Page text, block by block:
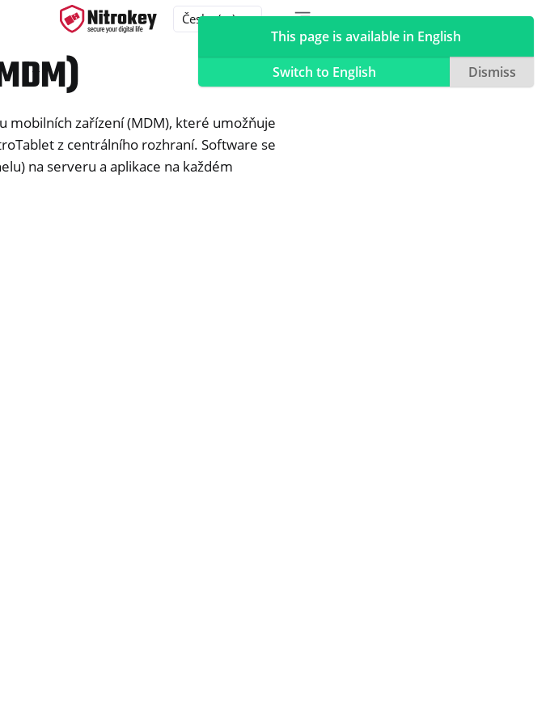
mobilních zařízení (MDM), které umožňuje
z centrálního rozhraní. Software se
na serveru a aplikace na každém
This page is available in English
Switch to English
Dismiss